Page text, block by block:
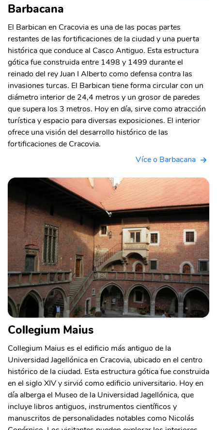
Barbacana
El Barbican en Cracovia es una de las pocas partes
restantes de las fortificaciones de la ciudad y una puerta
histórica que conduce al Casco Antiguo. Esta estructura
gótica fue construida entre 1498 y 1499 durante el
reinado del rey Juan I Alberto como defensa contra las
invasiones turcas. El Barbican tiene forma circular con un
diámetro interior de 24,4 metros y un grosor de paredes
que supera los 3 metros. Hoy en día, sirve como atracción
turística y espacio para diversas exposiciones. El interior
ofrece una visión del desarrollo histórico de las
fortificaciones de Cracovia.
Více o Barbacana
Collegium Maius
Collegium Maius es el edificio más antiguo de la
Universidad Jagellónica en Cracovia, ubicado en el centro
histórico de la ciudad. Esta estructura gótica fue construida
en el siglo XIV y sirvió como edificio universitario. Hoy en
día alberga el Museo de la Universidad Jagellónica, que
incluye libros antiguos, instrumentos científicos y
manuscritos de personalidades notables como Nicolás